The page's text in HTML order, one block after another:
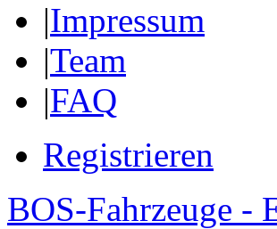
|Impressum
|Team
|FAQ
Registrieren
BOS-Fahrzeuge -